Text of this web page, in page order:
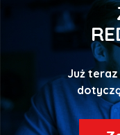
Już